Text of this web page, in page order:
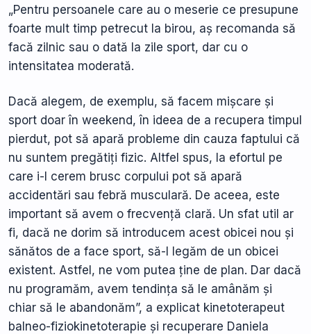
„Pentru persoanele care au o meserie ce presupune
foarte mult timp petrecut la birou, aș recomanda să
facă zilnic sau o dată la zile sport, dar cu o
intensitatea moderată.
Dacă alegem, de exemplu, să facem mișcare și
sport doar în weekend, în ideea de a recupera timpul
pierdut, pot să apară probleme din cauza faptului că
nu suntem pregătiți fizic. Altfel spus, la efortul pe
care i-l cerem brusc corpului pot să apară
accidentări sau febră musculară. De aceea, este
important să avem o frecvență clară. Un sfat util ar
fi, dacă ne dorim să introducem acest obicei nou și
sănătos de a face sport, să-l legăm de un obicei
existent. Astfel, ne vom putea ține de plan. Dar dacă
nu programăm, avem tendința să le amânăm și
chiar să le abandonăm”, a explicat kinetoterapeut
balneo-fiziokinetoterapie și recuperare Daniela